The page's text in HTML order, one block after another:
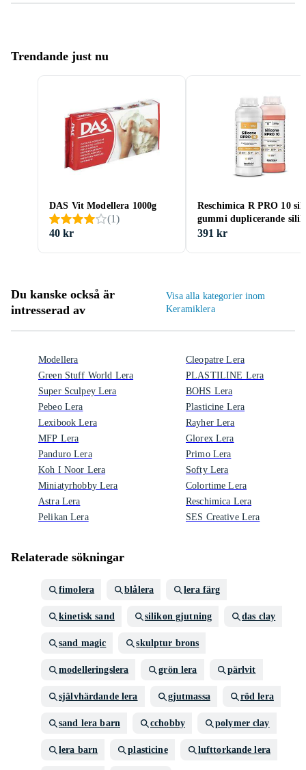
Trendande just nu
DAS Vit Modellera 1000g
(1)
40 kr
Reschimica R PRO 10
gummi duplicerande
391 kr
Du kanske också är
intresserad av
Visa alla kategorier inom
Keramiklera
Modellera
Green Stuff World Lera
Super Sculpey Lera
Pebeo Lera
Lexibook Lera
MFP Lera
Panduro Lera
Koh I Noor Lera
Miniatyrhobby Lera
Astra Lera
Pelikan Lera
Cleopatre Lera
PLASTILINE Lera
BOHS Lera
Plasticine Lera
Rayher Lera
Glorex Lera
Primo Lera
Softy Lera
Colortime Lera
Reschimica Lera
SES Creative Lera
Relaterade sökningar
fimolera blålera lera färg
kinetisk sand silikon gjutning das clay
sand magic skulptur brons
modelleringslera grön lera pärlvit
självhärdande lera gjutmassa röd lera
sand lera barn cchobby polymer clay
lera barn plasticine lufttorkande lera